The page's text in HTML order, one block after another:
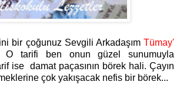
bir çoğunuz Sevgili ArkadaşımTümay'
O tarifi ben onun güzel sunumuyla
ise damat paçasının börek hali. Çayın
çok yakışacak nefis bir börek...